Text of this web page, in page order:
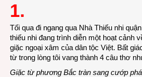
1.
Tối qua đi ngang qua Nhà Thiếu nhi
thiếu nhi đang trình diễn một hoạt cảnh
giặc ngoại xâm của dân tộc Việt. Bất
từ trong lòng tôi vang thành 4 câu thơ
Giặc từ phương Bắc tràn sang cướp phá